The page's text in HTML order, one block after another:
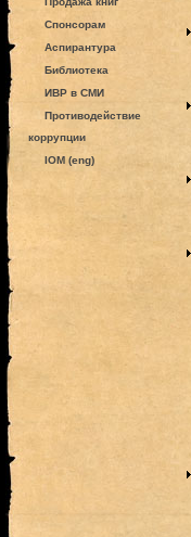
Спонсорам
Аспирантура
Библиотека
ИВР в СМИ
Противодействие
коррупции
IOM (eng)